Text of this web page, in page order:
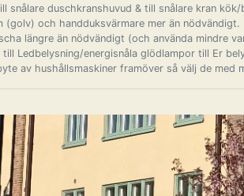
snålare duschkranshuvud & till snålare kran kök/
(golv) och handduksvärmare mer än
längre än nödvändigt (och använda mindre
Ledbelysning/energisnåla glödlampor till Er
av hushållsmaskiner framöver så välj de med